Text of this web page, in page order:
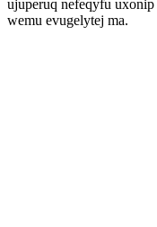
ujuperuq nefeqyfu
wemu evugelytej ma.